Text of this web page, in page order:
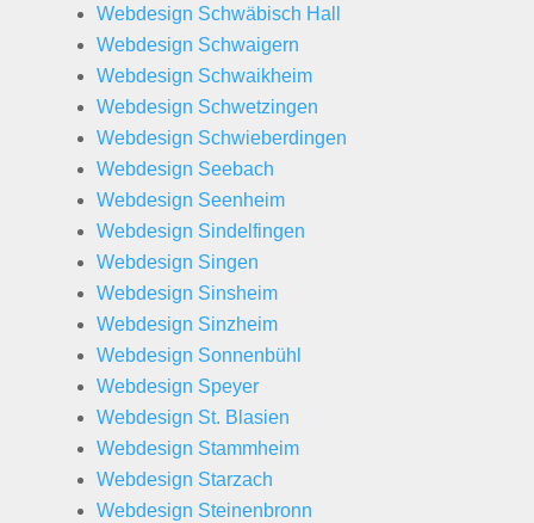
Webdesign Schwäbisch Hall
Webdesign Schwaigern
Webdesign Schwaikheim
Webdesign Schwetzingen
Webdesign Schwieberdingen
Webdesign Seebach
Webdesign Seenheim
Webdesign Sindelfingen
Webdesign Singen
Webdesign Sinsheim
Webdesign Sinzheim
Webdesign Sonnenbühl
Webdesign Speyer
Webdesign St. Blasien
Webdesign Stammheim
Webdesign Starzach
Webdesign Steinenbronn